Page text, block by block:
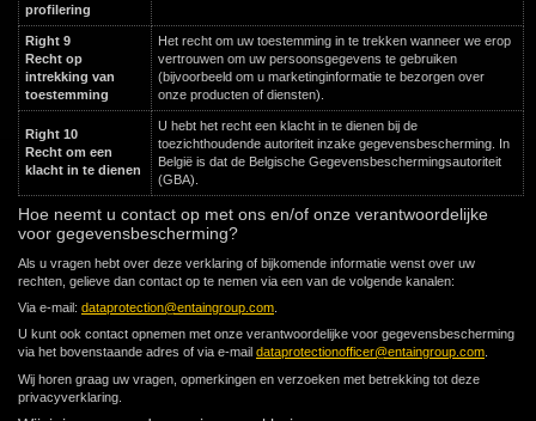
profilering
Right 9
Recht op
intrekking van
toestemming
Het recht om uw toestemming in te trekken wanneer we erop
vertrouwen om uw persoonsgegevens te gebruiken
(bijvoorbeeld om u marketinginformatie te bezorgen over
onze producten of diensten).
Right 10
Recht om een
klacht in te dienen
U hebt het recht een klacht in te dienen bij de
toezichthoudende autoriteit inzake gegevensbescherming. In
België is dat de Belgische Gegevensbeschermingsautoriteit
(GBA).
Hoe neemt u contact op met ons en/of onze verantwoordelijke
voor gegevensbescherming?
Als u vragen hebt over deze verklaring of bijkomende informatie wenst over uw
rechten, gelieve dan contact op te nemen via een van de volgende kanalen:
Via e-mail: dataprotection@entaingroup.com
U kunt ook contact opnemen met onze verantwoordelijke voor gegevensbescherming
via het bovenstaande adres of via e-mail dataprotectionofficer@entaingroup.com.
Wij horen graag uw vragen, opmerkingen en verzoeken met betrekking tot deze
privacyverklaring.